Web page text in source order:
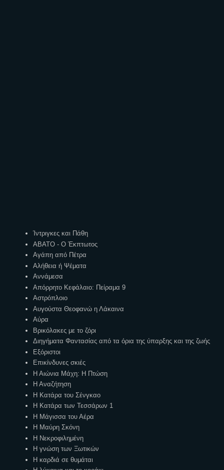
Ίντριγκες και Πάθη
ΑΒΑΤΟ - Ο Έκπτωτος
Αγάπη από Πέτρα
Αλήθεια ή Ψέματα
Αννάμεσα
Απόρρητο Κεφάλαιο: Πείραμα 9
Αστρόπλοιο
Αυγούστα Θεοφανώ η Λάκαινα
Αύρα
Βρικόλακες με το ζόρι
Διηγήματα Φαντασίας από τα όρια της ύπαρξης και της ζωής
Εξόριστοι
Επικίνδυνες σκιές
Η Αιώνια Μάχη: Η Πτώση
Η Αναζήτηση
Η Κατάρα του Σένγκαο
Η Κατάρα των Τεσσάρων 1
Η Μάγισσα του Αέρα
Η Μαύρη Σκόνη
Η Νεκροφιλημένη
Η γνώση των Ξωτικών
Η καρδιά σε θυμάται